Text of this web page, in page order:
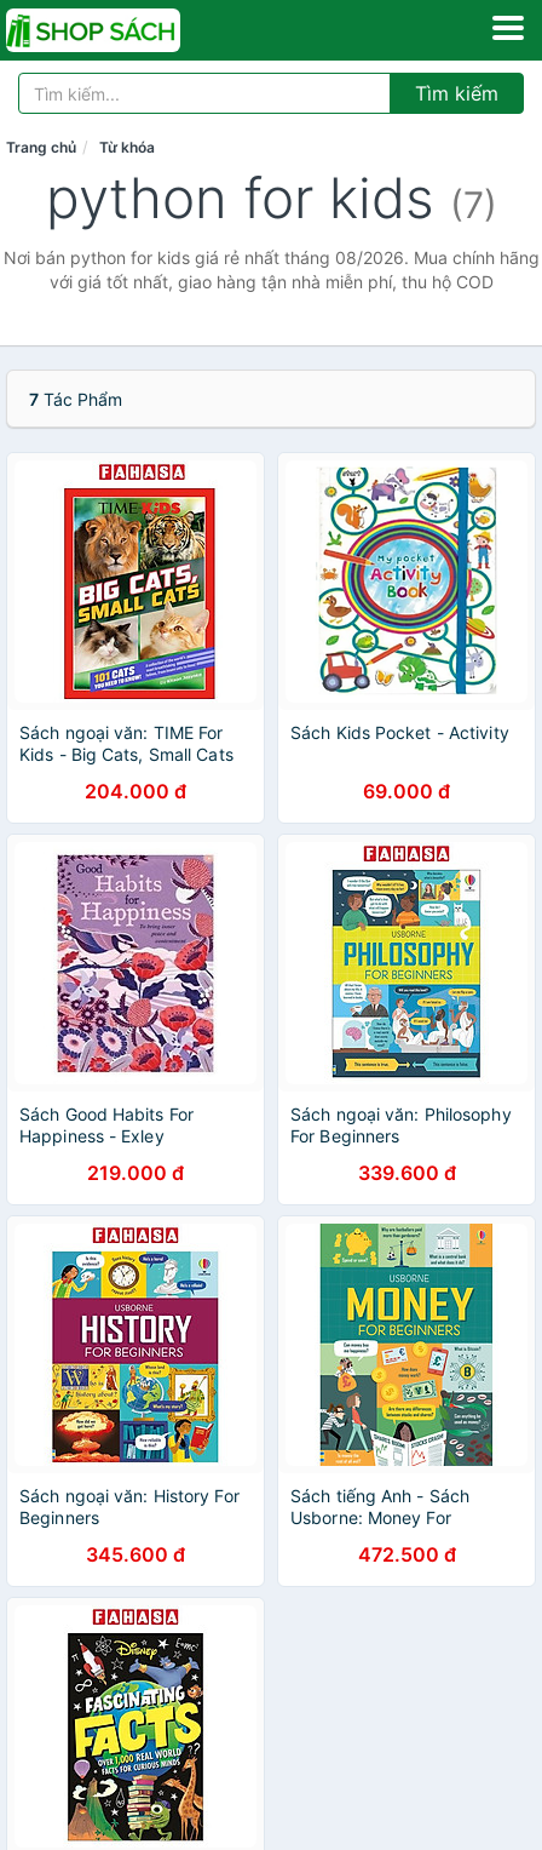
Tìm kiếm
Trang chủ Từ khóa
python for kids (7)
Nơi bán python for kids giá rẻ nhất tháng 08/2026. Mua chính hãng
với giá tốt nhất, giao hàng tận nhà miễn phí, thu hộ COD
7 Tác Phẩm
Sách ngoại văn: TIME For
Kids - Big Cats, Small Cats
204.000 đ
Sách Kids Pocket - Activity
69.000 đ
Sách Good Habits For
Happiness - Exley
219.000 đ
Sách ngoại văn: Philosophy
For Beginners
339.600 đ
Sách ngoại văn: History For
Beginners
345.600 đ
Sách tiếng Anh - Sách
Usborne: Money For
472.500 đ